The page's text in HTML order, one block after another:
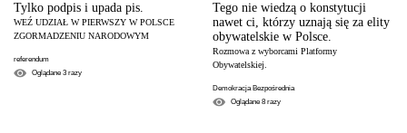
Tylko podpis i upada pis.
WEŹ UDZIAŁ W PIERWSZY W POLSCE
ZGORMADZENIU NARODOWYM
referendum
Oglądane 3 razy
Tego nie wiedzą o konstytucji
nawet ci, którzy uznają się za elity
obywatelskie w Polsce.
Rozmowa z wyborcami Platformy
Obywatelskiej.
Demokracja Bezpośrednia
Oglądane 8 razy